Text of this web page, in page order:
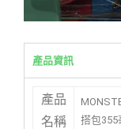
產品資訊
產品
名稱
搭包355